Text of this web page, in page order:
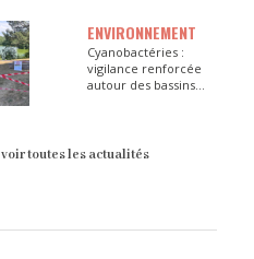
ENVIRONNEMENT
Cyanobactéries :
vigilance renforcée
autour des bassins
voir toutes les actualités